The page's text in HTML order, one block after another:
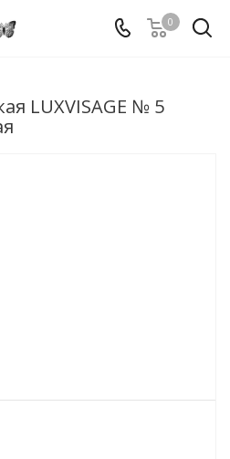
0
LUXVISAGE № 5